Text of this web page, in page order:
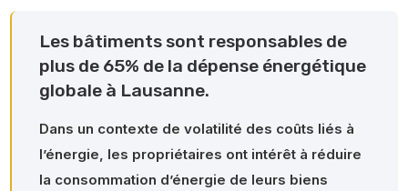
Les bâtiments sont responsables de
plus de 65% de la dépense énergétique
globale à Lausanne.
Dans un contexte de volatilité des coûts liés à
l’énergie, les propriétaires ont intérêt à réduire
la consommation d’énergie de leurs biens